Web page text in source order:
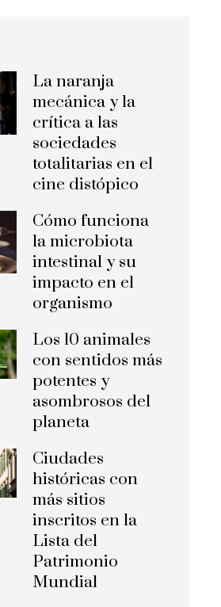
La naranja
mecánica y la
crítica a las
sociedades
totalitarias en el
cine distópico
Cómo funciona
la microbiota
intestinal y su
impacto en el
organismo
Los 10 animales
con sentidos más
potentes y
asombrosos del
planeta
Ciudades
históricas con
más sitios
inscritos en la
Lista del
Patrimonio
Mundial